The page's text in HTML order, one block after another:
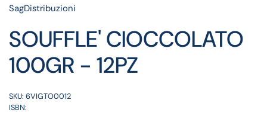
SagDistribuzioni
SOUFFLE' CIOCCOLATO
100GR - 12PZ
SKU: 6VIGTO0012
ISBN: